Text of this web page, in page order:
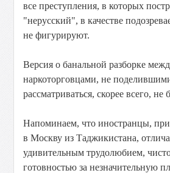
все преступления, в которых
"нерусский", в качестве
не фигурируют.
Версия о банальной разборке
наркоторговцами, не
рассматриваться, скорее всего, не
Напоминаем, что иностранцы,
в Москву из Таджикистана,
удивительным трудолюбием,
готовностью за незначительную